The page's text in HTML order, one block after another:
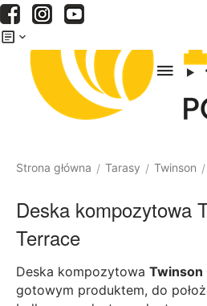
Strona główna / Tarasy / Twinson /
Deska kompozytowa
Terrace
Deska kompozytowa Twinson
gotowym produktem, do